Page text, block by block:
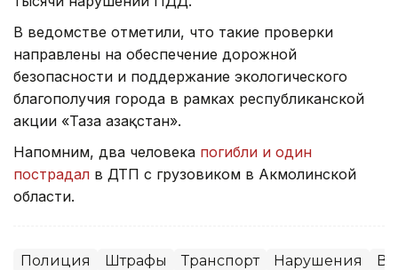
В ведомстве отметили, что такие проверки
направлены на обеспечение дорожной
безопасности и поддержание экологического
благополучия города в рамках республиканской
акции «Таза Қазақстан».
Напомним, два человека погибли и один
пострадал в ДТП с грузовиком в Акмолинской
области.
Полиция Штрафы Транспорт Нарушения